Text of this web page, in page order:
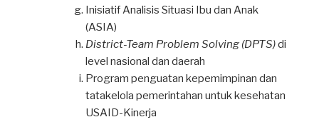
Inisiatif Analisis Situasi Ibu dan Anak
(ASIA)
District-Team Problem Solving (DPTS)di
level nasional dan daerah
Program penguatan kepemimpinan dan
tatakelola pemerintahan untuk kesehatan
USAID-Kinerja